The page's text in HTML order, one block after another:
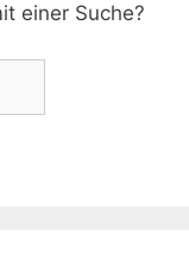
einer Suche?